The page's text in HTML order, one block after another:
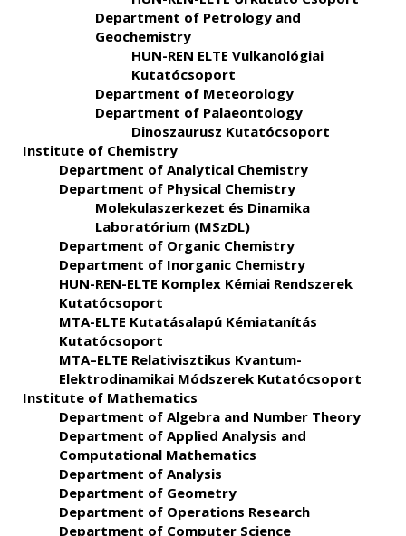
Department of Petrology and
Geochemistry
HUN-REN ELTE Vulkanológiai
Kutatócsoport
Department of Meteorology
Department of Palaeontology
Dinoszaurusz Kutatócsoport
Institute of Chemistry
Department of Analytical Chemistry
Department of Physical Chemistry
Molekulaszerkezet és Dinamika
Laboratórium (MSzDL)
Department of Organic Chemistry
Department of Inorganic Chemistry
HUN-REN-ELTE Komplex Kémiai Rendszerek
Kutatócsoport
MTA-ELTE Kutatásalapú Kémiatanítás
Kutatócsoport
MTA–ELTE Relativisztikus Kvantum-
Elektrodinamikai Módszerek Kutatócsoport
Institute of Mathematics
Department of Algebra and Number Theory
Department of Applied Analysis and
Computational Mathematics
Department of Analysis
Department of Geometry
Department of Operations Research
Department of Computer Science